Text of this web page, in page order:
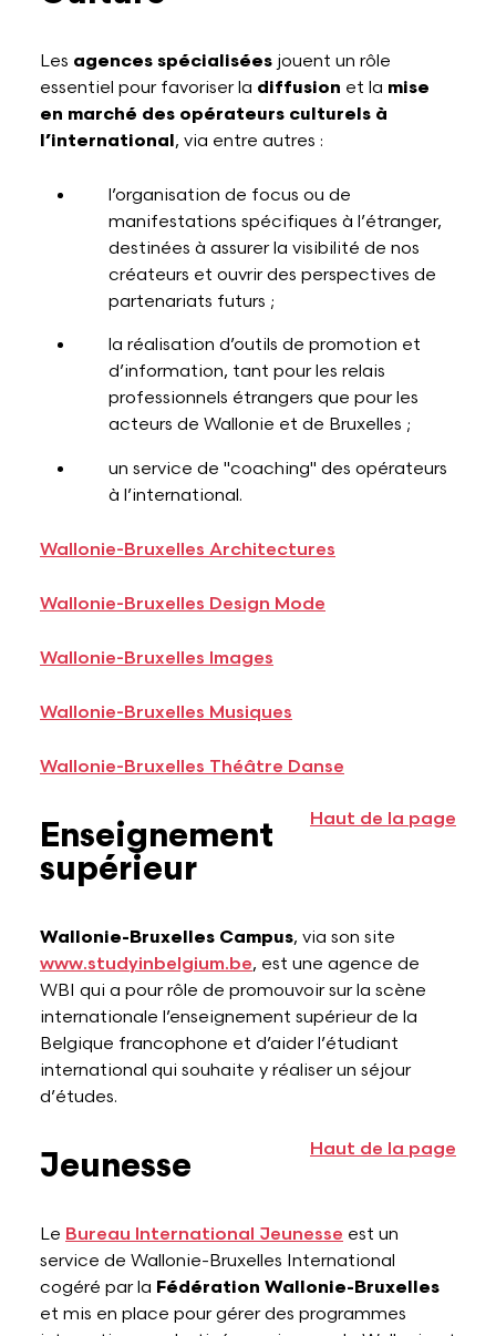
Les agences spécialisées jouent un rôle
essentiel pour favoriser la diffusion et la mise
en marché des opérateurs culturels à
l’international, via entre autres :
l’organisation de focus ou de
manifestations spécifiques à l’étranger,
destinées à assurer la visibilité de nos
créateurs et ouvrir des perspectives de
partenariats futurs ;
la réalisation d’outils de promotion et
d’information, tant pour les relais
professionnels étrangers que pour les
acteurs de Wallonie et de Bruxelles ;
un service de "coaching" des opérateurs
à l’international.
Wallonie-Bruxelles Architectures
Wallonie-Bruxelles Design Mode
Wallonie-Bruxelles Images
Wallonie-Bruxelles Musiques
Wallonie-Bruxelles Théâtre Danse
Haut de la page
Enseignement
supérieur
Wallonie-Bruxelles Campus, via son site
www.studyinbelgium.be, est une agence de
WBI qui a pour rôle de promouvoir sur la scène
internationale l’enseignement supérieur de la
Belgique francophone et d’aider l’étudiant
international qui souhaite y réaliser un séjour
d’études.
Haut de la page
Jeunesse
Le Bureau International Jeunesse est un
service de Wallonie-Bruxelles International
cogéré par la Fédération Wallonie-Bruxelles
et mis en place pour gérer des programmes